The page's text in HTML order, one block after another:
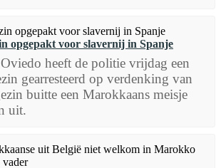
opgepakt voor slavernij in Spanje
heeft de politie vrijdag een
gearresteerd op verdenking van
buitte een Marokkaans meisje
uit.